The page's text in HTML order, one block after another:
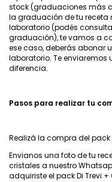
stock (graduaciones más
la graduación de tu receta
laboratorio (podés
graduación), te vamos a
ese caso, deberás abonar
laboratorio. Te enviaremos
diferencia.
Pasos para realizar tu
Realizá la compra del
Envianos una foto de tu
cristales a nuestro
adquiriste el pack Di Trevi